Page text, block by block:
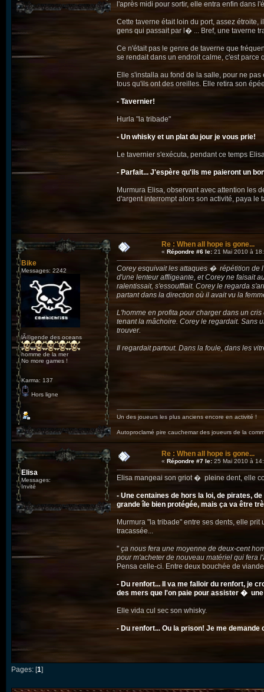
l'après midi pour sortir, elle entra enfin dans
Cette taverne était loin du port, assez
gens qui passait par l� ... Bref, une taverne
Ce n'était pas le genre de taverne que
se rendait dans un endroit calme, c'est
Elle s'installa au fond de la salle, pour ne
tous qu'ils ont des oreilles. Elle retira son
- Tavernier!
Hurla "la tribade"
- Un whisky et un plat du jour je vous prie!
Le tavernier s'exécuta, pendant ce temps
- Parfait... J'espère qu'ils me paieront un
Murmura Elisa, observant avec attention les
d'argent interrompt alors son activité, paya
Bike
Messages: 2242
lÃ©gende des oceans
homme de la mer
No more games !
Karma: 137
Hors ligne
Re : When all hope is gone...
« Répondre #6 le: 21 Mai 2010 à
Corey esquivait les attaques � répétition de
d'une lenteur affligeante, et Corey ne faisait
ralentissait, s'essoufflait. Corey le regarda
partant dans la direction où il avait vu la
L'homme en profita pour charger dans un
tenant la mâchoire. Corey le regardait. Sans
trouver.
Il regardait partout. Dans la foule, dans les
Un des joueurs les plus anciens encore en activité !
Autoproclamé pire cauchemar des joueurs de la
Elisa
Messages:
Invité
Re : When all hope is gone...
« Répondre #7 le: 25 Mai 2010 à
Elisa mangeai son griot � pleine dent, elle
- Une centaines de hors la loi, de pirates,
grande île bien protégée, mais ça va être
Murmura "la tribade" entre ses dents, elle
tracassée...
" ça nous fera une moyenne de deux-cent
pour m'acheter de nouveau matériel qui fera
Pensa celle-ci. Entre deux bouchée de
- Du renfort... Il va me falloir du renfort, je
des mers que l'on paie pour assister �
Elle vida cul sec son whisky.
- Du renfort... Ou la prison! Je me
Pages: [1]